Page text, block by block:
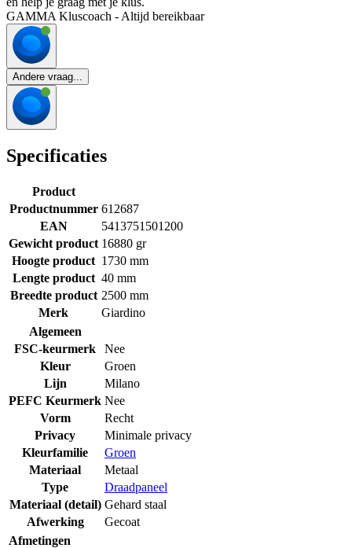
GAMMA Kluscoach - Altijd bereikbaar
Andere vraag...
Specificaties
Product
Productnummer 612687
EAN
5413751501200
Gewicht product 16880 gr
Hoogte product 1730 mm
Lengte product 40 mm
Breedte product 2500 mm
Merk
Giardino
Algemeen
FSC-keurmerk
Nee
Kleur
Groen
Lijn
Milano
PEFC Keurmerk Nee
Vorm
Recht
Privacy
Minimale privacy
Kleurfamilie
Groen
Materiaal
Metaal
Type
Draadpaneel
Materiaal (detail) Gehard staal
Afwerking
Gecoat
Afmetingen